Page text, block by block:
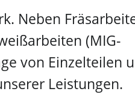
Neben
(MIG-
von Einzelteilen
Leistungen.